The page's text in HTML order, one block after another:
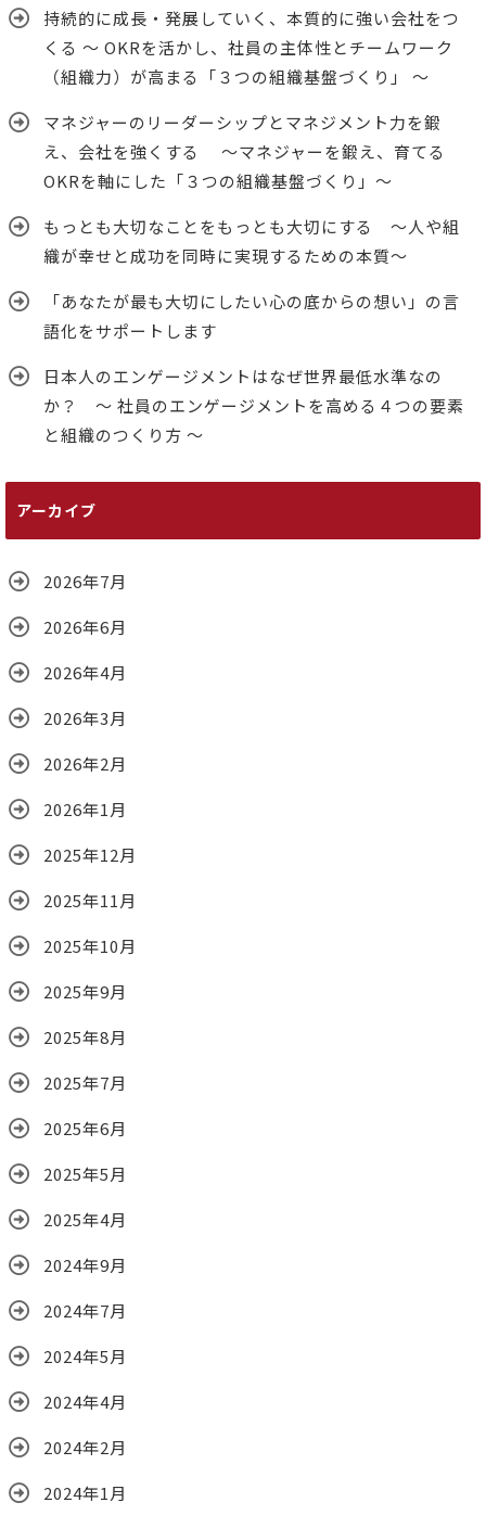
持続的に成長・発展していく、本質的に強い会社をつ
くる ～ OKRを活かし、社員の主体性とチームワーク
（組織力）が高まる「３つの組織基盤づくり」 ～
マネジャーのリーダーシップとマネジメント力を鍛
え、会社を強くする ～マネジャーを鍛え、育てる
OKRを軸にした「３つの組織基盤づくり」～
もっとも大切なことをもっとも大切にする ～人や組
織が幸せと成功を同時に実現するための本質～
「あなたが最も大切にしたい心の底からの想い」の言
語化をサポートします
日本人のエンゲージメントはなぜ世界最低水準なの
か？ ～ 社員のエンゲージメントを高める４つの要素
と組織のつくり方 ～
アーカイブ
2026年7月
2026年6月
2026年4月
2026年3月
2026年2月
2026年1月
2025年12月
2025年11月
2025年10月
2025年9月
2025年8月
2025年7月
2025年6月
2025年5月
2025年4月
2024年9月
2024年7月
2024年5月
2024年4月
2024年2月
2024年1月